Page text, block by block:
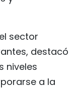
sector
destacó
niveles
a la